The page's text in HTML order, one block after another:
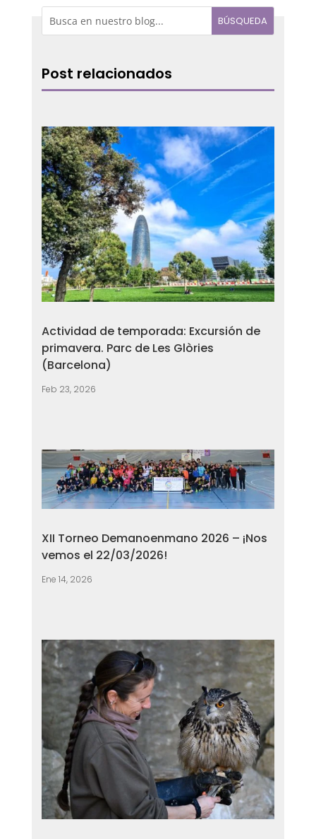
Post relacionados
Actividad de temporada: Excursión de
primavera. Parc de Les Glòries
(Barcelona)
Feb 23, 2026
XII Torneo Demanoenmano 2026 – ¡Nos
vemos el 22/03/2026!
Ene 14, 2026